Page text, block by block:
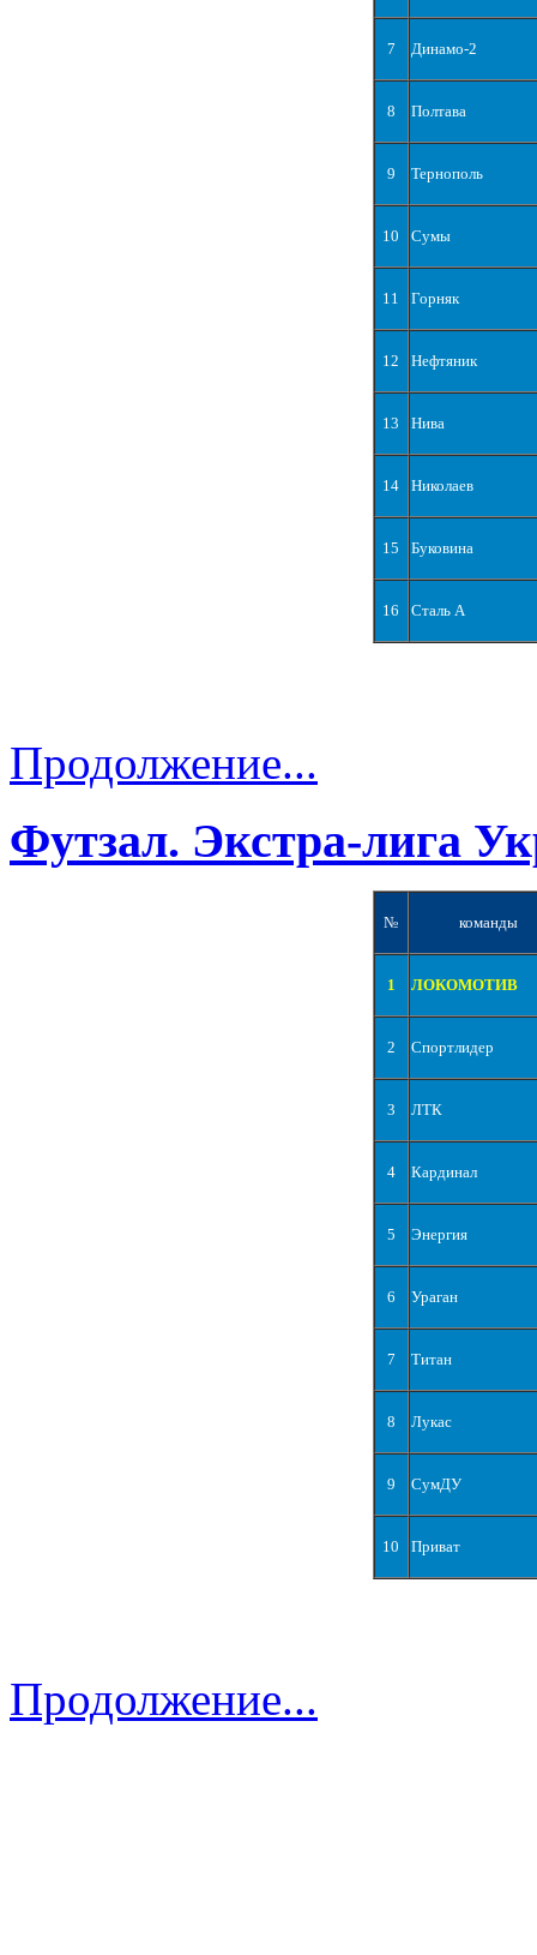
7 Динамо-2
8 Полтава
9 Тернополь
10 Сумы
11 Горняк
12 Нефтяник
13 Нива
14 Николаев
15 Буковина
16 Сталь А
Продолжение...
Футзал. Экстра-лига
№ команды
1 ЛОКОМОТИВ
2 Спортлидер
3 ЛТК
4 Кардинал
5 Энергия
6 Ураган
7 Титан
8 Лукас
9 СумДУ
10 Приват
Продолжение...